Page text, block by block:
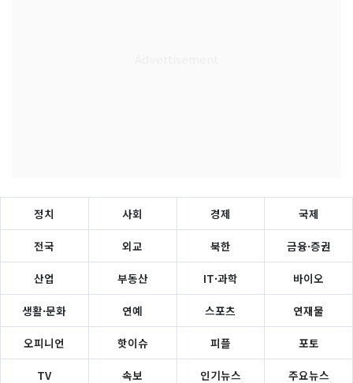
정치 사회 경제 국제
전국 외교 북한 금융·증권
산업 부동산 IT·과학 바이오
생활·문화 연예 스포츠 연재물
오피니언 핫이슈 피플 포토
TV 속보 인기뉴스 주요뉴스